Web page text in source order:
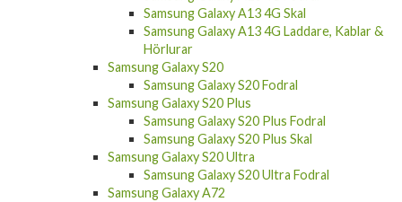
Samsung Galaxy A13 4G Skal
Samsung Galaxy A13 4G Laddare, Kablar &
Hörlurar
Samsung Galaxy S20
Samsung Galaxy S20 Fodral
Samsung Galaxy S20 Plus
Samsung Galaxy S20 Plus Fodral
Samsung Galaxy S20 Plus Skal
Samsung Galaxy S20 Ultra
Samsung Galaxy S20 Ultra Fodral
Samsung Galaxy A72